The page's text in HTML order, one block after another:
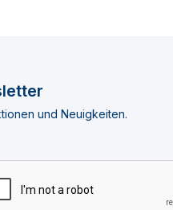
und Neuigkeiten.